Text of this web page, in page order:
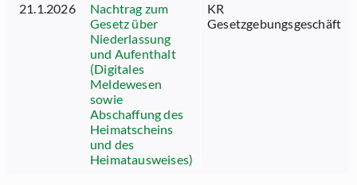
21.1.2026
Nachtrag zum
Gesetz über
Niederlassung
und Aufenthalt
(Digitales
Meldewesen
sowie
Abschaffung des
Heimatscheins
und des
Heimatausweises)
KR
Gesetzgebungsgeschäft